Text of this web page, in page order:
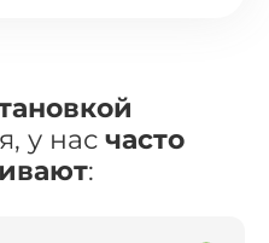
у нас часто
: